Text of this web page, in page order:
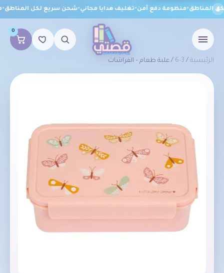
المناطق•منظومة دفع آمن•تغليف هدايا مجاني•شحن سريع لكل المناطق•
0
الرئيسية /
3-6 / علبة طعام – الفراشات